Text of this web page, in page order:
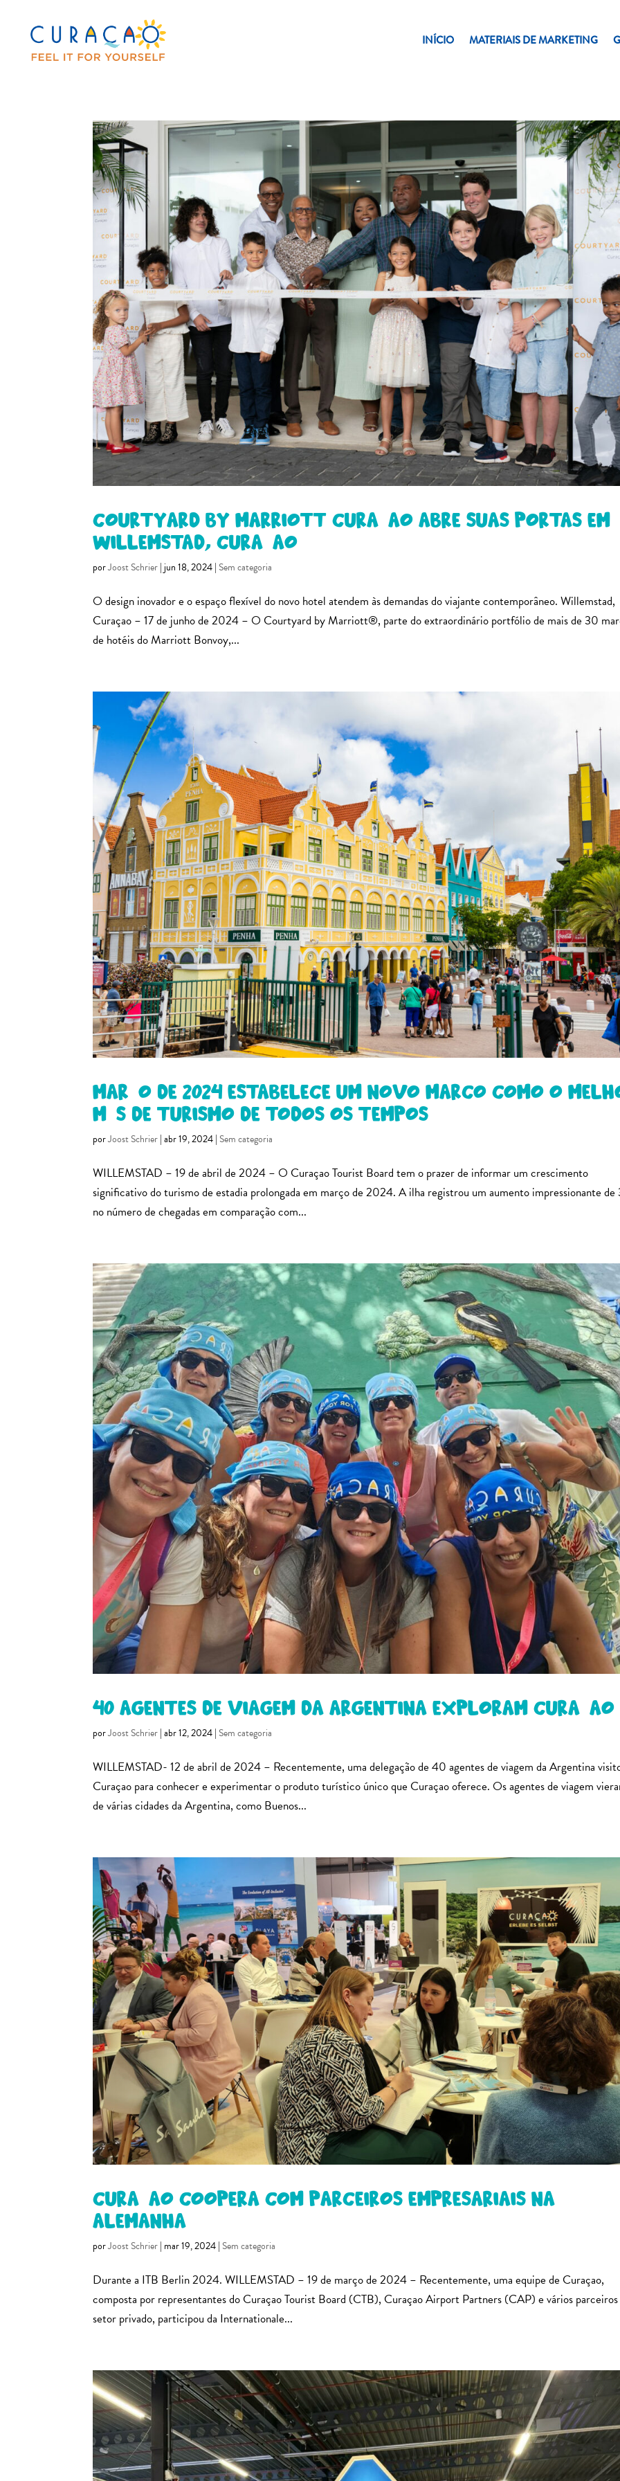
INÍCIO MATERIAIS DE MARKETING
Courtyard by Marriott Curaçao abre suas portas em
Willemstad, Curaçao
porJoost Schrier| jun 18, 2024| Sem categoria
O design inovador e o espaço flexível do novo hotel atendem às demandas do viajante contemporâneo. Willemstad,
Curaçao – 17 de junho de 2024 – O Courtyard by Marriott®, parte do extraordinário portfólio de mais de 30
de hotéis do Marriott Bonvoy,...
Março de 2024 estabelece um novo marco como o
mês de turismo de todos os tempos
porJoost Schrier|abr 19, 2024| Sem categoria
WILLEMSTAD – 19 de abril de 2024 – O Curaçao Tourist Board tem o prazer de informar um crescimento
significativo do turismo de estadia prolongada em março de 2024. A ilha registrou um aumento impressionante de
no número de chegadas em comparação com...
40 agentes de viagem da Argentina exploram Curaçao
porJoost Schrier|abr 12, 2024| Sem categoria
WILLEMSTAD- 12 de abril de 2024 – Recentemente, uma delegação de 40 agentes de viagem da Argentina
Curaçao para conhecer e experimentar o produto turístico único que Curaçao oferece. Os agentes de viagem
de várias cidades da Argentina, como Buenos...
Curaçao coopera com parceiros empresariais na
Alemanha
porJoost Schrier| mar 19, 2024| Sem categoria
Durante a ITB Berlin 2024. WILLEMSTAD – 19 de março de 2024 – Recentemente, uma equipe de Curaçao,
composta por representantes do Curaçao Tourist Board (CTB), Curaçao Airport Partners (CAP) e vários
setor privado, participou da Internationale...